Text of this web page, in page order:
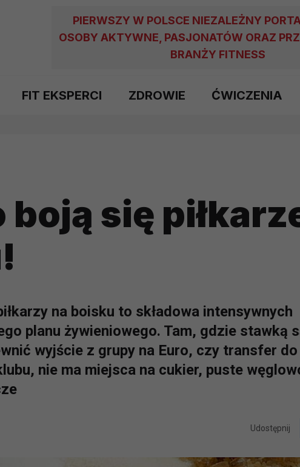
PIERWSZY W POLSCE NIEZALEŻNY
OSOBY AKTYWNE, PASJONATÓW ORAZ
BRANŻY FITNESS
FIT EKSPERCI ZDROWIE ĆWICZENIA
boją się
na boisku to składowa intensywnych
planu żywieniowego. Tam, gdzie stawką
wyjście z grupy na Euro, czy transfer do
nie ma miejsca na cukier, puste
Udostępnij